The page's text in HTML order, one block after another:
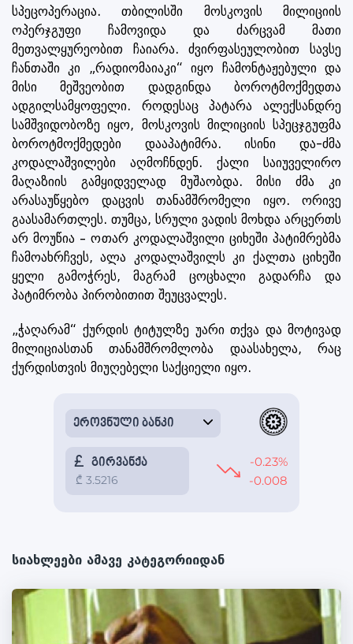
სპეცოპერაცია. თბილისში მოსკოვის მილიციის
ოპერჯგუფი ჩამოვიდა და ძარცვამ მათი
მეთვალყურეობით ჩაიარა. ძვირფასეულობით სავსე
ჩანთაში კი „რადიომაიაკი“ იყო ჩამონტაჟებული და
მისი მეშვეობით დადგინდა ბოროტმოქმედთა
ადგილსამყოფელი. როდესაც პატარა ალექსანდრე
სამშვიდობოზე იყო, მოსკოვის მილიციის სპეცჯგუფმა
ბოროტმოქმედები დააპატიმრა. ისინი და-ძმა
კოდალაშვილები აღმოჩნდენ. ქალი საიუველირო
მაღაზიის გამყიდველად მუშაობდა. მისი ძმა კი
არასაუწყებო დაცვის თანამშრომელი იყო. ორივე
გაასამართლეს. თუმცა, სრული ვადის მოხდა არცერთს
არ მოუწია – ოთარ კოდალაშვილი ციხეში პატიმრებმა
ჩამოახრჩვეს, ალა კოდალაშვილს კი ქალთა ციხეში
ყელი გამოჭრეს, მაგრამ ცოცხალი გადარჩა და
პატიმრობა პირობითით შეუცვალეს.
„ჭაღარამ“ ქურდის ტიტულზე უარი თქვა და მოტივად
მილიციასთან თანამშრომლობა დაასახელა, რაც
ქურდისთვის მიუღებელი საქციელი იყო.
სიახლეები ამავე კატეგორიიდან